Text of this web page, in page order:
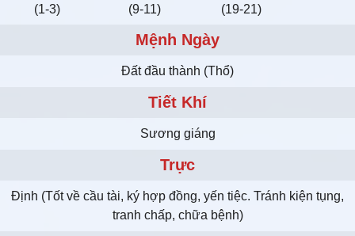
(1-3)
(9-11)
(19-21)
Mệnh Ngày
Ðất đầu thành (Thổ)
Tiết Khí
Sương giáng
Trực
Định (Tốt về cầu tài, ký hợp đồng, yến tiệc. Tránh kiện tụng,
tranh chấp, chữa bệnh)